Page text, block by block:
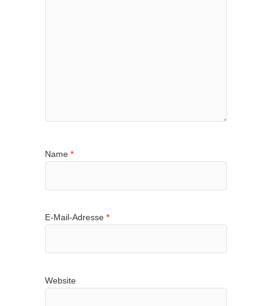
Name *
E-Mail-Adresse *
Website